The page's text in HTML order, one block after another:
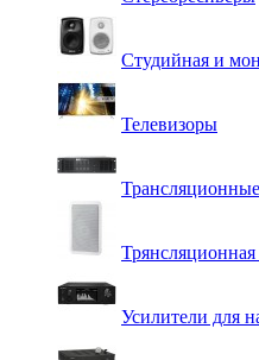
Студийная и
Телевизоры
Усилители для